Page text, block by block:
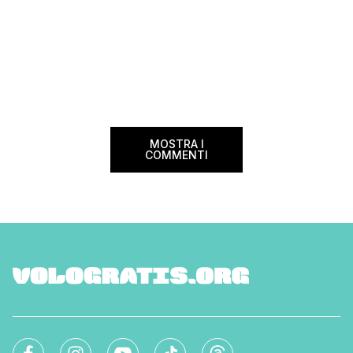
MOSTRA I
COMMENTI